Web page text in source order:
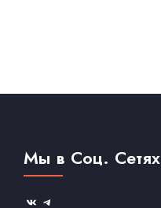
Мы в Соц. Сетях